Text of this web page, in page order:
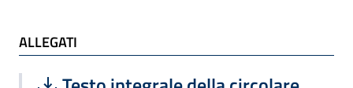
ALLEGATI
ALLEGATI